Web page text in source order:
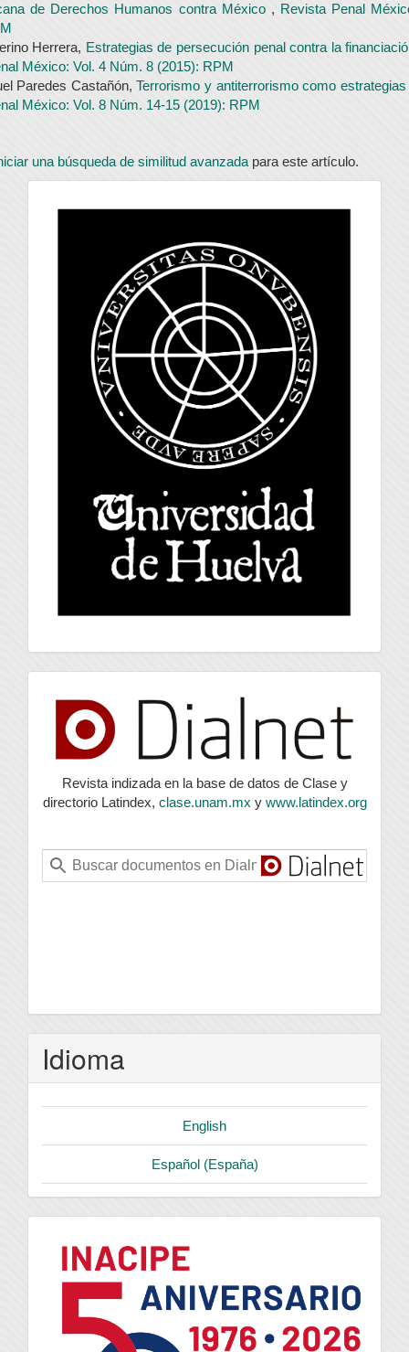
de Derechos Humanos contra México , Revista Penal
Herrera, Estrategias de persecución penal contra la
México: Vol. 4 Núm. 8 (2015): RPM
Paredes Castañón,Terrorismo y antiterrorismo como
México: Vol. 8 Núm. 14-15 (2019): RPM
una búsqueda de similitud avanzada para este artículo.
universidad
index
Revista indizada en la base de datos de Clase y
directorio Latindex, clase.unam.mx y www.latindex.org
Idioma
English
Español (España)
logo